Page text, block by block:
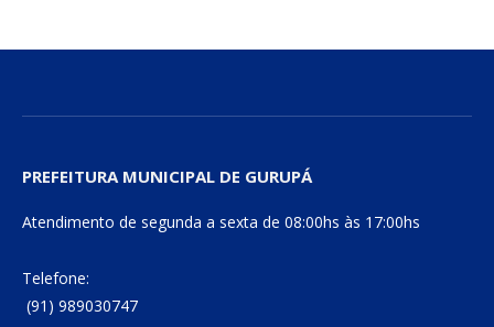
PREFEITURA MUNICIPAL DE GURUPÁ
Atendimento de segunda a sexta de 08:00hs às 17:00hs
Telefone:
(91) 989030747